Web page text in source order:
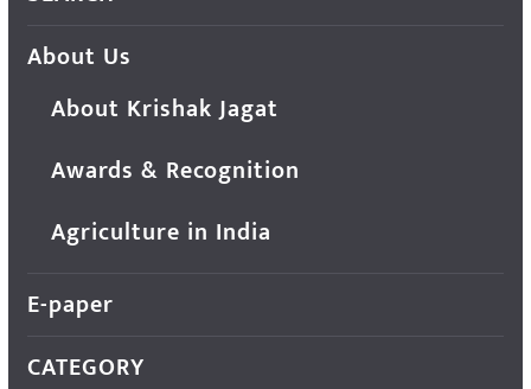
About Us
About Krishak Jagat
Awards & Recognition
Agriculture in India
E-paper
CATEGORY